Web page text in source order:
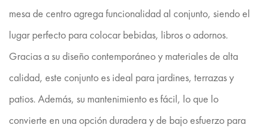
mesa de centro agrega funcionalidad al conjunto, siendo el
lugar perfecto para colocar bebidas, libros o adornos.
Gracias a su diseño contemporáneo y materiales de alta
calidad, este conjunto es ideal para jardines, terrazas y
patios. Además, su mantenimiento es fácil, lo que lo
convierte en una opción duradera y de bajo esfuerzo para